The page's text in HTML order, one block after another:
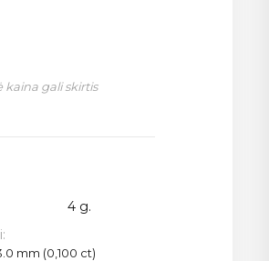
gali skirtis
4 g.
mm (0,100 ct)